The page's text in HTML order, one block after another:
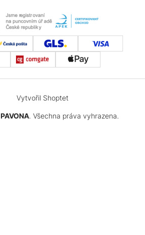
Vytvořil Shoptet
PAVONA. Všechna práva vyhrazena.